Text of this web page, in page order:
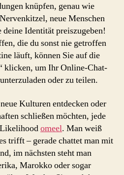
knüpfen, genau wie
neue Menschen
Identität preiszugeben!
die du sonst nie getroffen
läuft, können Sie auf die
klicken, um Ihr Online-Chat-
oder zu teilen.
Kulturen entdecken oder
schließen möchten, jede
omeel. Man weiß
trifft – gerade chattet man mit
im nächsten steht man
Marokko oder sogar